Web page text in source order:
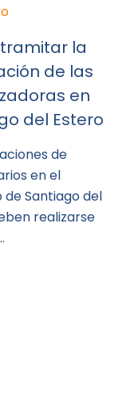
la
de las
en
del Estero
de
en el
Santiago del
realizarse